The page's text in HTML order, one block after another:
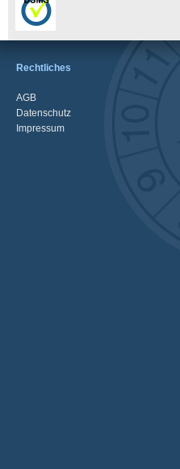
Rechtliches
AGB
Datenschutz
Impressum